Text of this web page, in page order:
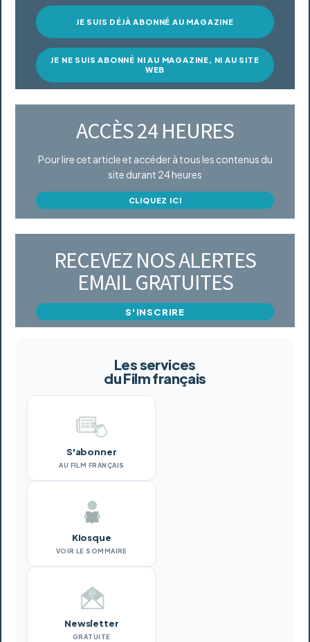
JE SUIS DÉJÀ ABONNÉ AU MAGAZINE
JE NE SUIS ABONNÉ NI AU MAGAZINE, NI AU SITE
WEB
ACCÈS 24 HEURES
Pour lire cet article et accéder à tous les contenus du
site durant 24 heures
CLIQUEZ ICI
RECEVEZ NOS ALERTES
EMAIL GRATUITES
S'INSCRIRE
Les services
du Film français
S'abonner
AU FILM FRANÇAIS
Kiosque
VOIR LE SOMMAIRE
Newsletter
GRATUITE